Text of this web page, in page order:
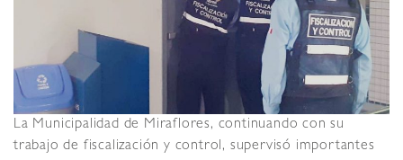
La Municipalidad de Miraflores, continuando con su
trabajo de fiscalización y control, supervisó importantes